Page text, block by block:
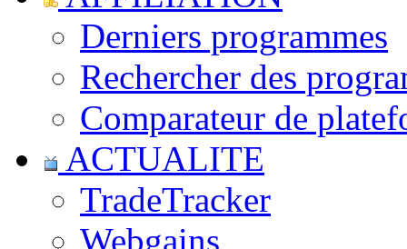
Derniers programmes
Rechercher des
Comparateur de
ACTUALITE
TradeTracker
Webgains